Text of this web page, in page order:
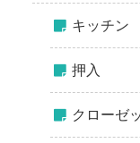
キッチン
押入
クローゼ